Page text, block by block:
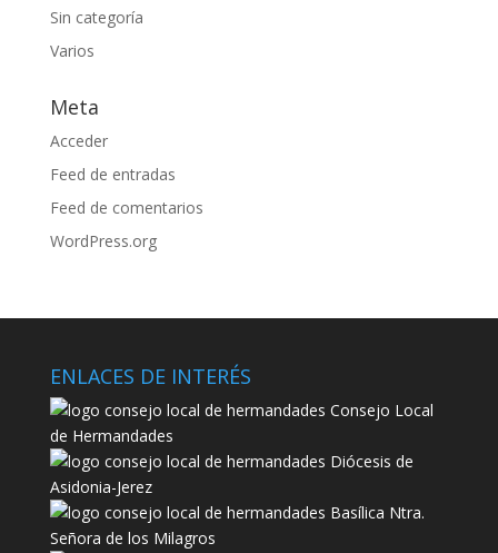
Sin categoría
Varios
Meta
Acceder
Feed de entradas
Feed de comentarios
WordPress.org
ENLACES DE INTERÉS
Consejo Local
de Hermandades
Diócesis de
Asidonia-Jerez
Basílica Ntra.
Señora de los Milagros